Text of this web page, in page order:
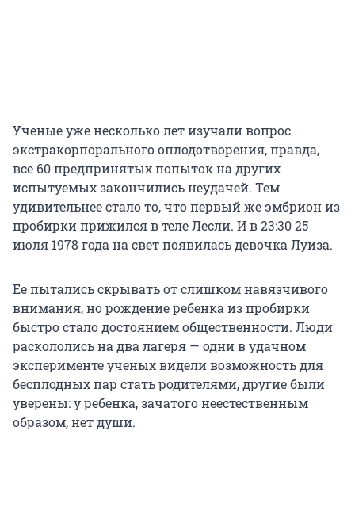
Ученые уже несколько лет изучали вопрос
экстракорпорального оплодотворения, правда,
все 60 предпринятых попыток на других
испытуемых закончились неудачей. Тем
удивительнее стало то, что первый же эмбрион из
пробирки прижился в теле Лесли. И в 23:30 25
июля 1978 года на свет появилась девочка Луиза.
Ее пытались скрывать от слишком навязчивого
внимания, но рождение ребенка из пробирки
быстро стало достоянием общественности. Люди
раскололись на два лагеря — одни в удачном
эксперименте ученых видели возможность для
бесплодных пар стать родителями, другие были
уверены: у ребенка, зачатого неестественным
образом, нет души.